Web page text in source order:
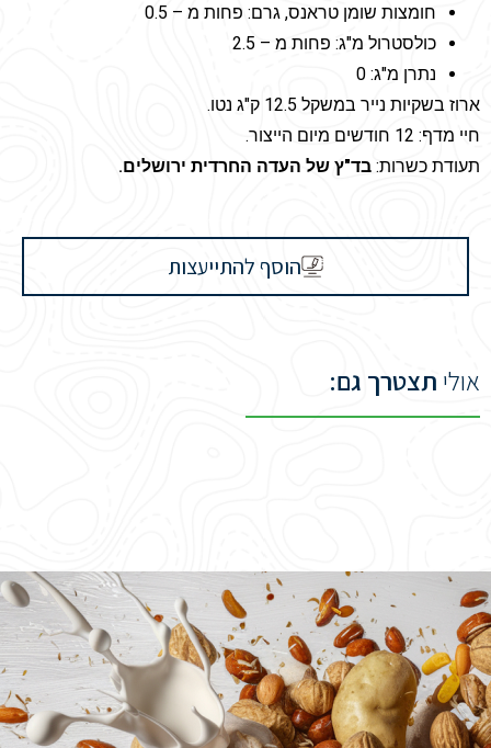
חומצות שומן טראנס, גרם: פחות מ – 0.5
כולסטרול מ"ג: פחות מ – 2.5
נתרן מ"ג: 0
ארוז בשקיות נייר במשקל 12.5 ק"ג נטו.
חיי מדף: 12 חודשים מיום הייצור.
תעודת כשרות: בד"ץ של העדה החרדית ירושלים.
הוסף להתייעצות
אולי תצטרך גם: